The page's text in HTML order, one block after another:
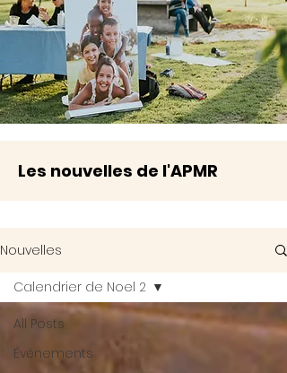
Les nouvelles de l'APMR
Nouvelles
All Posts
Événements
Calendrier de Noel 2